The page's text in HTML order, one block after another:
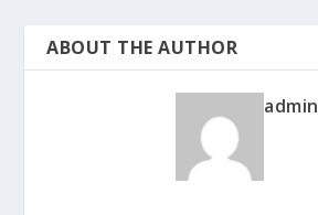
ABOUT THE AUTHOR
admin